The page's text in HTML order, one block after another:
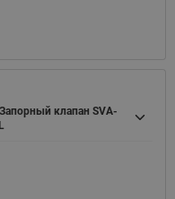
клапан SVA-